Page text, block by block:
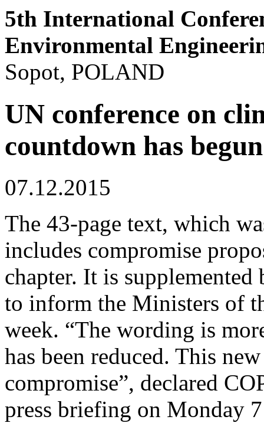
5th International
Environmental
Sopot, POLAND
UN conference on
countdown has begun
07.12.2015
The 43-page text, which
includes compromise
chapter. It is supplemented
to inform the Ministers of
week. “The wording is
has been reduced. This
compromise”, declared
press briefing on Monday